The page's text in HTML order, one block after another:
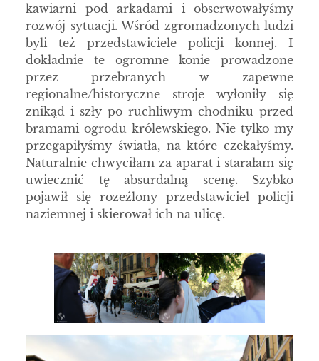
kawiarni pod arkadami i obserwowałyśmy
rozwój sytuacji. Wśród zgromadzonych ludzi
byli też przedstawiciele policji konnej. I
dokładnie te ogromne konie prowadzone
przez przebranych w zapewne
regionalne/historyczne stroje wyłoniły się
znikąd i szły po ruchliwym chodniku przed
bramami ogrodu królewskiego. Nie tylko my
przegapiłyśmy światła, na które czekałyśmy.
Naturalnie chwyciłam za aparat i starałam się
uwiecznić tę absurdalną scenę. Szybko
pojawił się rozeźlony przedstawiciel policji
naziemnej i skierował ich na ulicę.